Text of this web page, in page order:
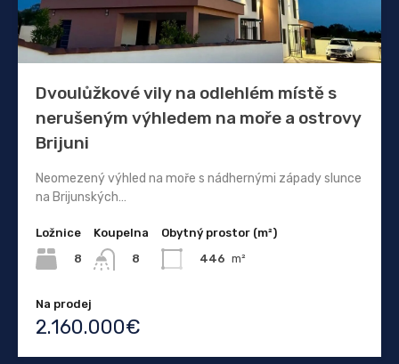
Dvoulůžkové vily na odlehlém místě s
nerušeným výhledem na moře a ostrovy
Brijuni
Neomezený výhled na moře s nádhernými západy slunce
na Brijunských…
Ložnice
8
Koupelna
8
Obytný prostor (m²)
446 m²
Na prodej
2.160.000€